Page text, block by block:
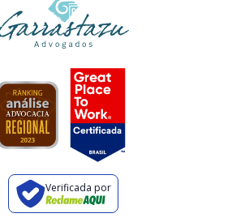
Verificada por